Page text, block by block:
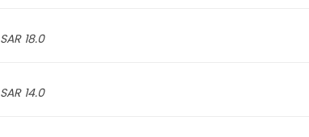
18.0 SAR
14.0 SAR